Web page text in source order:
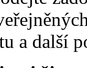
a další